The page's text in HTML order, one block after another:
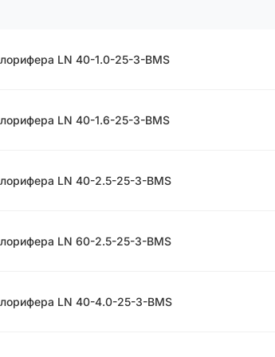
LN 40-1.0-25-3-BMS
LN 40-1.6-25-3-BMS
LN 40-2.5-25-3-BMS
LN 60-2.5-25-3-BMS
LN 40-4.0-25-3-BMS